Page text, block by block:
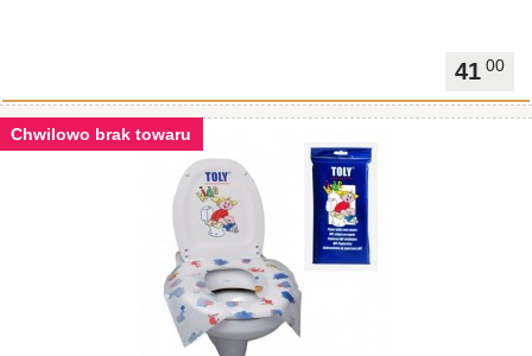
41 00
Chwilowo brak towaru